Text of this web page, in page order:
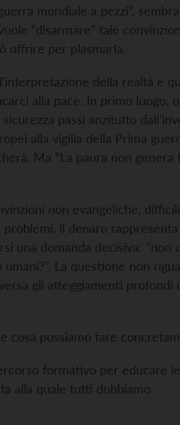
mondiale a pezzi”,
“disarmare” tale
offrire per plasmarla.
della realtà e
alla pace. In primo luogo,
passi anzitutto
alla vigilia della Prima
Ma “La paura non
non evangeliche,
il denaro
una domanda decisiva:
La questione non
gli atteggiamenti profondi
cosa possiamo fare
formativo per educare
alla quale tutti dobbiamo